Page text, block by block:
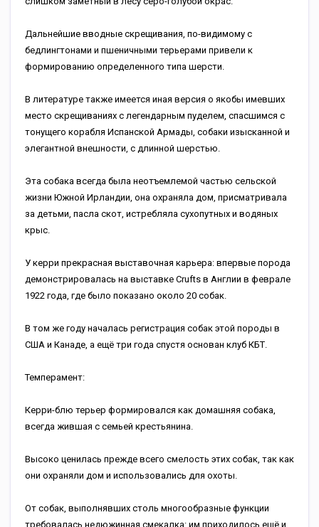
Дальнейшие вводные скрещивания, по-видимому с
бедлингтонами и пшеничными терьерами привели к
формированию определенного типа шерсти.
В литературе также имеется иная версия о якобы имевших
место скрещиваниях с легендарным пуделем, спасшимся с
тонущего корабля Испанской Армады, собаки изысканной и
элегантной внешности, с длинной шерстью.
Эта собака всегда была неотъемлемой частью сельской
жизни Южной Ирландии, она охраняла дом, присматривала
за детьми, пасла скот, истребляла сухопутных и водяных
крыс.
У керри прекрасная выставочная карьера: впервые порода
демонстрировалась на выставке Crufts в Англии в феврале
1922 года, где было показано около 20 собак.
В том же году началась регистрация собак этой породы в
США и Канаде, а ещё три года спустя основан клуб КБТ.
Темперамент:
Керри-блю терьер формировался как домашняя собака,
всегда жившая с семьей крестьянина.
Высоко ценилась прежде всего смелость этих собак, так как
они охраняли дом и использовались для охоты.
От собак, выполнявших столь многообразные функции
требовалась недюжинная смекалка: им приходилось ещё и